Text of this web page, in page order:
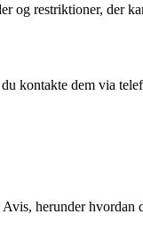
og restriktioner, der
kontakte dem via
herunder hvordan